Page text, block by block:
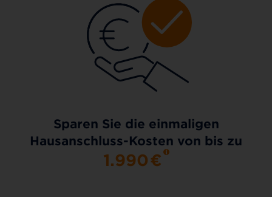
Sparen Sie die einmaligen
Hausanschluss-Kosten von bis zu
1.990€